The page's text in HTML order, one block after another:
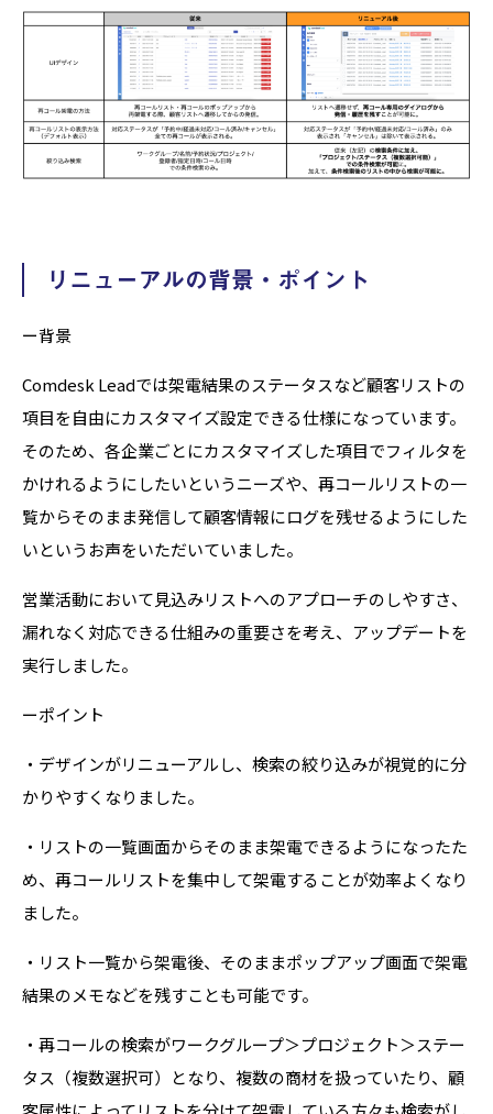
リニューアルの背景・ポイント
ー背景
Comdesk Leadでは架電結果のステータスなど顧客リストの
項目を自由にカスタマイズ設定できる仕様になっています。
そのため、各企業ごとにカスタマイズした項目でフィルタを
かけれるようにしたいというニーズや、再コールリストの一
覧からそのまま発信して顧客情報にログを残せるようにした
いというお声をいただいていました。
営業活動において見込みリストへのアプローチのしやすさ、
漏れなく対応できる仕組みの重要さを考え、アップデートを
実行しました。
ーポイント
・デザインがリニューアルし、検索の絞り込みが視覚的に分
かりやすくなりました。
・リストの一覧画面からそのまま架電できるようになったた
め、再コールリストを集中して架電することが効率よくなり
ました。
・リスト一覧から架電後、そのままポップアップ画面で架電
結果のメモなどを残すことも可能です。
・再コールの検索がワークグループ＞プロジェクト＞ステー
タス（複数選択可）となり、複数の商材を扱っていたり、顧